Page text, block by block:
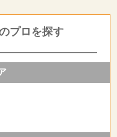
プロを探す